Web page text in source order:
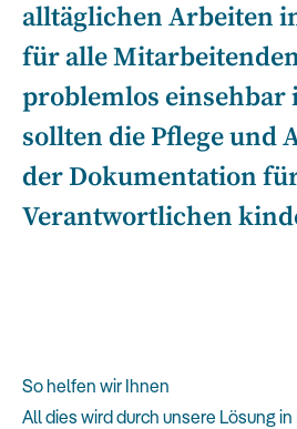
alltäglichen Arbeiten
für alle
problemlos einsehbar
sollten die Pflege und
der Dokumentation
Verantwortlichen
So helfen wir Ihnen
All dies wird durch unsere Lösung